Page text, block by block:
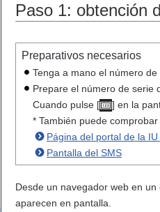
Paso 1: obtención
Preparativos necesarios
Tenga a mano el número
Prepare el número de serie
Cuando pulse [
] en la
* También puede
Página del portal de la
Pantalla del SMS
Desde un navegador web en
aparecen en pantalla.